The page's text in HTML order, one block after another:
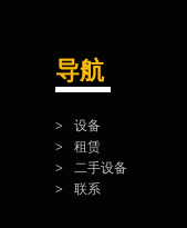
导航
设备
租赁
二手设备
联系